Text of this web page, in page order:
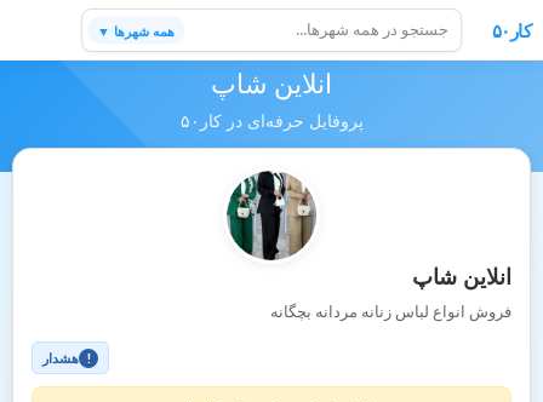
کار۵۰ همه شهرها ▼
انلاین شاپ
پروفایل حرفه‌ای در کار۵۰
انلاین شاپ
فروش انواع لباس زنانه مردانه بچگانه
! هشدار